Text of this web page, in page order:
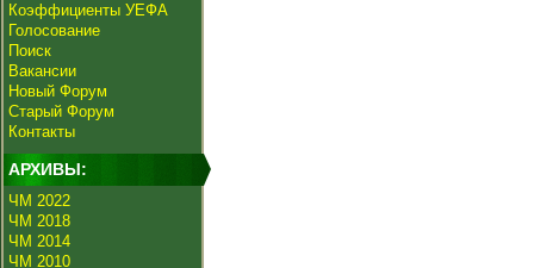
Коэффициенты УЕФА
Голосование
Поиск
Вакансии
Новый Форум
Старый Форум
Контакты
АРХИВЫ:
ЧМ 2022
ЧМ 2018
ЧМ 2014
ЧМ 2010